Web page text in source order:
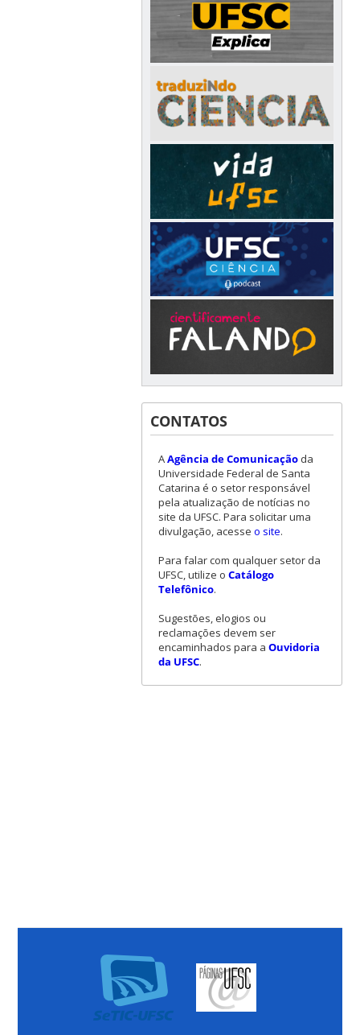
CONTATOS
AAgência de Comunicaçãoda
Universidade Federal de Santa
Catarina é o setor responsável
pela atualização de notícias no
site da UFSC. Para solicitar uma
divulgação, acesse o site.
Para falar com qualquer setor da
UFSC, utilize o Catálogo
Telefônico.
Sugestões, elogios ou
reclamações devem ser
encaminhados para a Ouvidoria
da UFSC.